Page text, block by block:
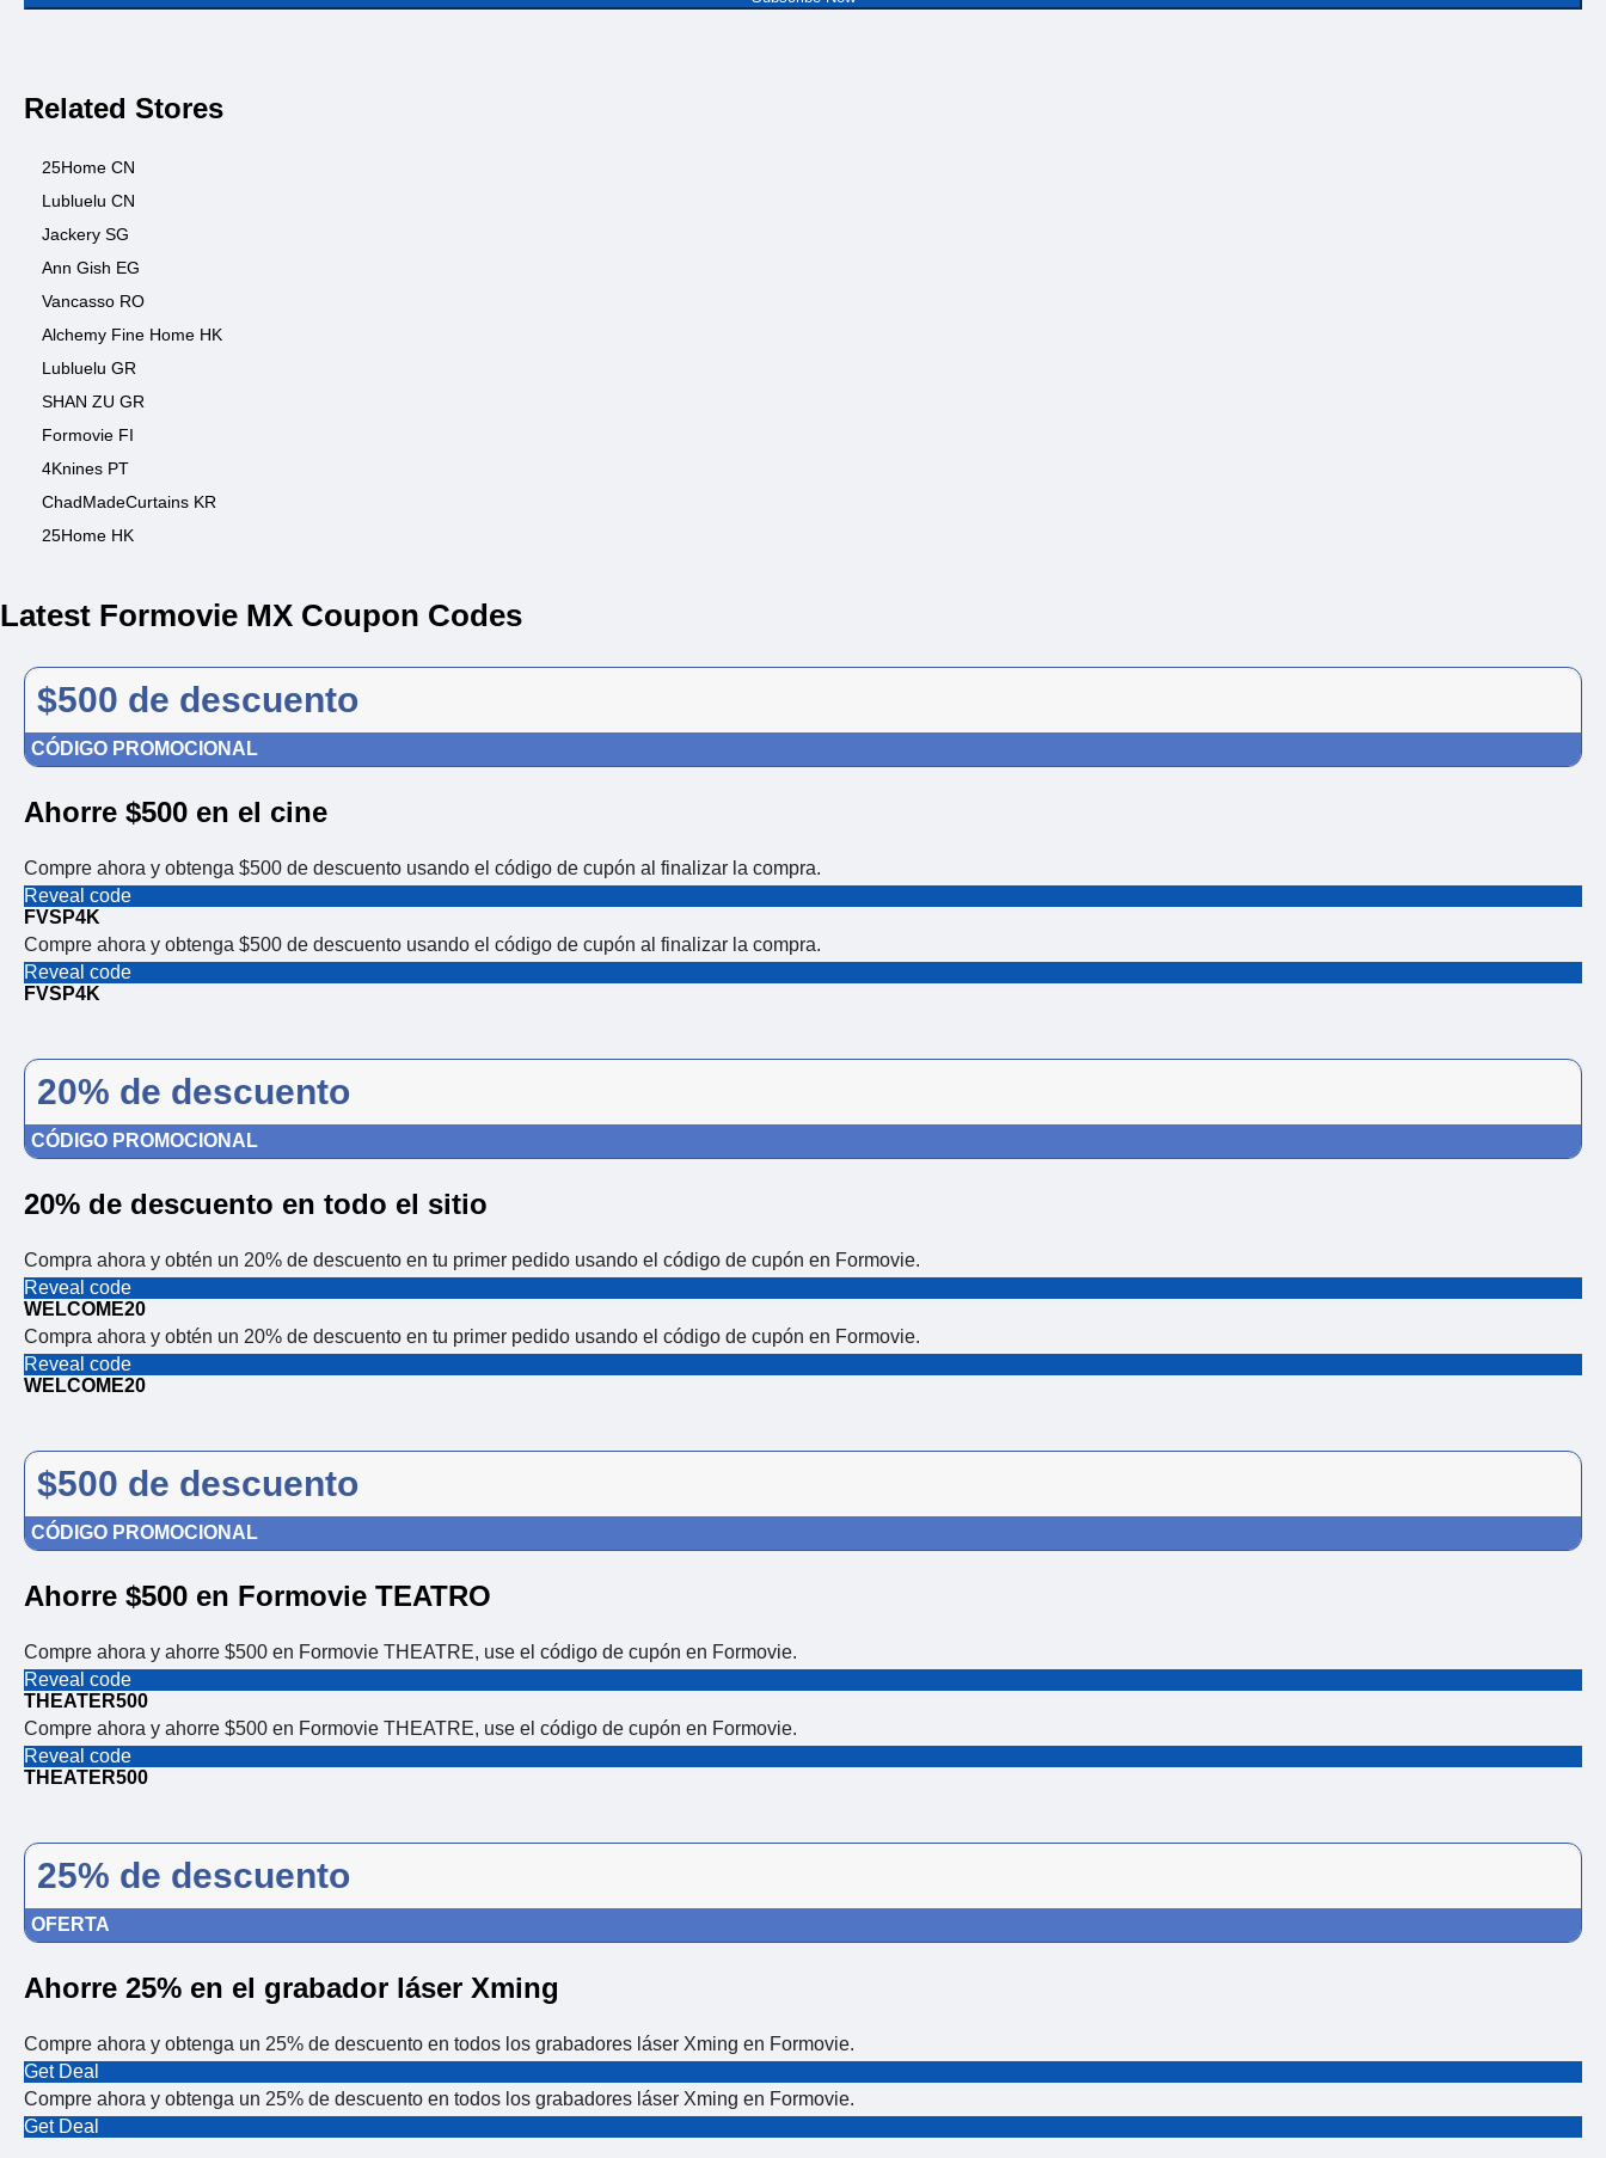
Related Stores
25Home CN
Lubluelu CN
Jackery SG
Ann Gish EG
Vancasso RO
Alchemy Fine Home HK
Lubluelu GR
SHAN ZU GR
Formovie FI
4Knines PT
ChadMadeCurtains KR
25Home HK
Latest Formovie MX Coupon Codes
$500 de descuento
CÓDIGO PROMOCIONAL
Ahorre $500 en el cine
Compre ahora y obtenga $500 de descuento usando el código de cupón al finalizar la compra.
Reveal code
FVSP4K
Compre ahora y obtenga $500 de descuento usando el código de cupón al finalizar la compra.
Reveal code
FVSP4K
20% de descuento
CÓDIGO PROMOCIONAL
20% de descuento en todo el sitio
Compra ahora y obtén un 20% de descuento en tu primer pedido usando el código de cupón en Formovie.
Reveal code
WELCOME20
Compra ahora y obtén un 20% de descuento en tu primer pedido usando el código de cupón en Formovie.
Reveal code
WELCOME20
$500 de descuento
CÓDIGO PROMOCIONAL
Ahorre $500 en Formovie TEATRO
Compre ahora y ahorre $500 en Formovie THEATRE, use el código de cupón en Formovie.
Reveal code
THEATER500
Compre ahora y ahorre $500 en Formovie THEATRE, use el código de cupón en Formovie.
Reveal code
THEATER500
25% de descuento
OFERTA
Ahorre 25% en el grabador láser Xming
Compre ahora y obtenga un 25% de descuento en todos los grabadores láser Xming en Formovie.
Get Deal
Compre ahora y obtenga un 25% de descuento en todos los grabadores láser Xming en Formovie.
Get Deal